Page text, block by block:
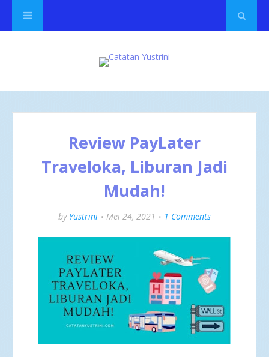
Review PayLater
Traveloka, Liburan Jadi
Mudah!
by Yustrini Mei 24, 2021 1 Comments